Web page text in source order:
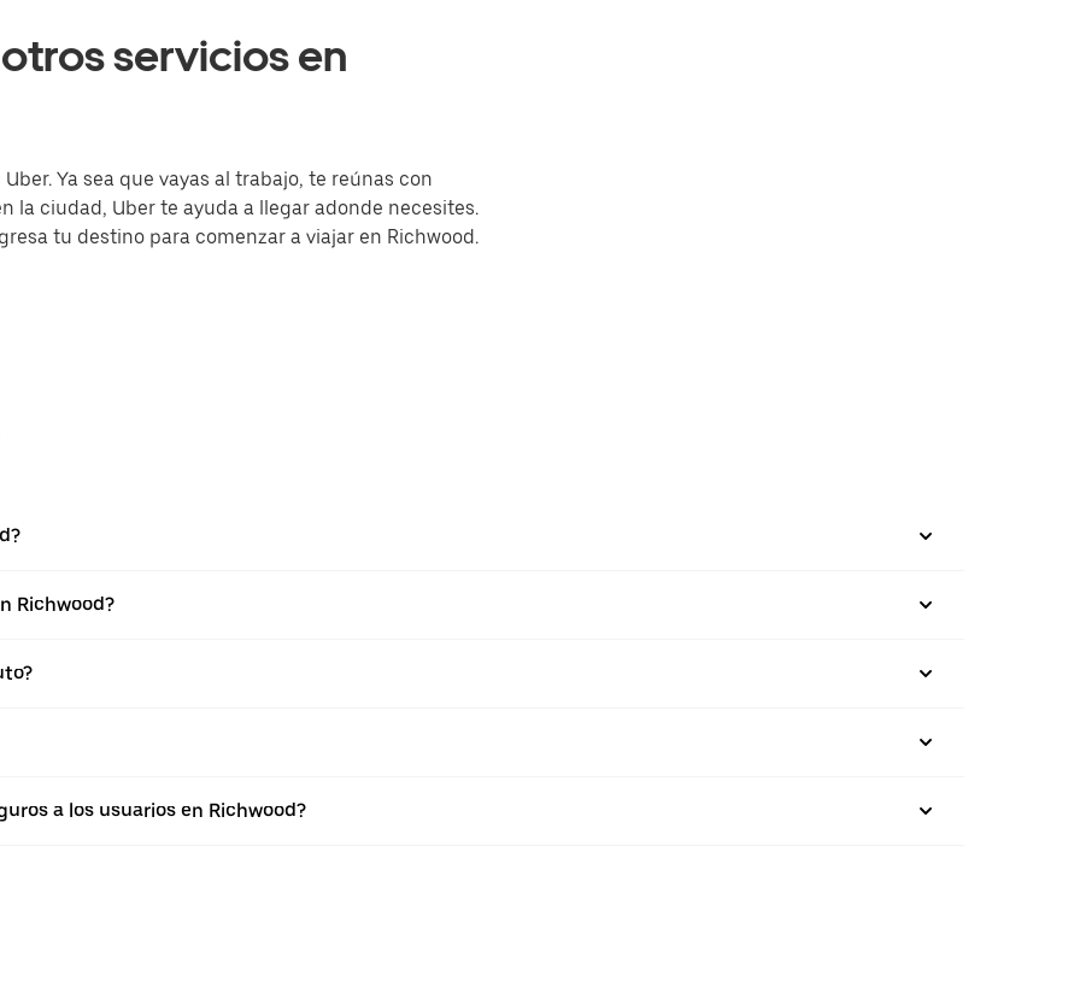
servicios en
Ya sea que vayas al trabajo, te reúnas con
la ciudad, Uber te ayuda a llegar adonde necesites.
tu destino para comenzar a viajar en Richwood.
Richwood?
a los usuarios en Richwood?